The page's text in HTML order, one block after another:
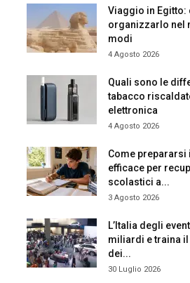
Viaggio in Egitto:
organizzarlo nel
modi
4 Agosto 2026
Quali sono le
tabacco
elettronica
4 Agosto 2026
Come prepararsi
efficace per
scolastici a...
3 Agosto 2026
L’Italia degli
miliardi e traina
dei...
30 Luglio 2026